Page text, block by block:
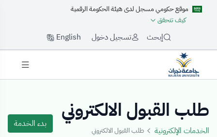
موقع حكومي مسجل لدى هيئة الحكومة الرقمية
كيف تتحقق
إبحث تسجيل دخول English
Template
طلب القبول الالكتروني
الخدمات الإلكترونية طلب القبول الالكتروني
بدء الخدمة